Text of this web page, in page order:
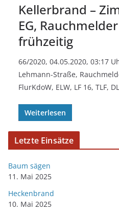
Kellerbrand –
EG,
frühzeitig
66/2020, 04.05.2020, 03:17
Lehmann-Straße,
FlurKdoW, ELW, LF 16, TLF,
Weiterlesen
Letzte Einsätze
Baum sägen
11. Mai 2025
Heckenbrand
10. Mai 2025